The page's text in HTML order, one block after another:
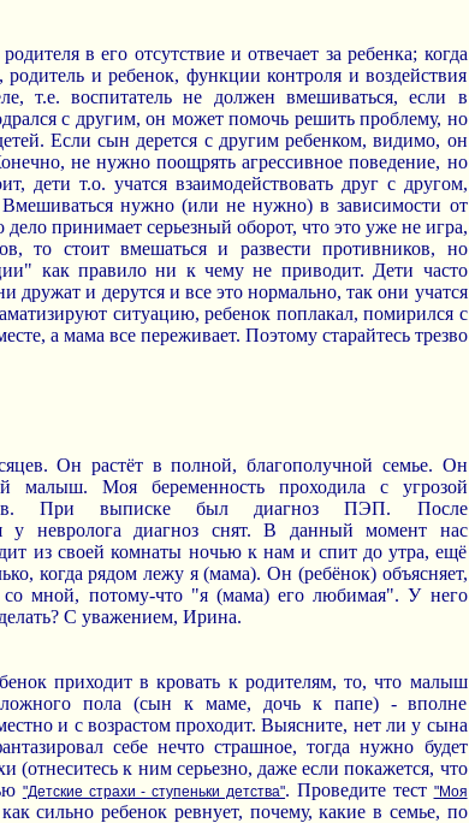
в его отсутствие и отвечает за ребенка; когда
родитель и ребенок, функции контроля и воздействия
т.е. воспитатель не должен вмешиваться, если в
с другим, он может помочь решить проблему, но
Если сын дерется с другим ребенком, видимо, он
не нужно поощрять агрессивное поведение, но
дети т.о. учатся взаимодействовать друг с другом,
Вмешиваться нужно (или не нужно) в зависимости от
принимает серьезный оборот, что это уже не игра,
то стоит вмешаться и развести противников, но
как правило ни к чему не приводит. Дети часто
дружат и дерутся и все это нормально, так они учатся
ситуацию, ребенок поплакал, помирился с
а мама все переживает. Поэтому старайтесь трезво
Он растёт в полной, благополучной семье. Он
малыш. Моя беременность проходила с угрозой
При выписке был диагноз ПЭП. После
у невролога диагноз снят. В данный момент нас
из своей комнаты ночью к нам и спит до утра, ещё
когда рядом лежу я (мама). Он (ребёнок) объясняет,
со мной, потому-что "я (мама) его любимая". У него
С уважением, Ирина.
приходит в кровать к родителям, то, что малыш
пола (сын к маме, дочь к папе) - вполне
и с возрастом проходит. Выясните, нет ли у сына
себе нечто страшное, тогда нужно будет
(отнеситесь к ним серьезно, даже если покажется, что
"Детские страхи - ступеньки детства". Проведите тест "Моя
сильно ребенок ревнует, почему, какие в семье, по